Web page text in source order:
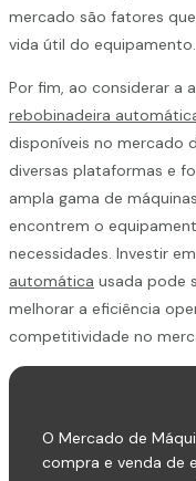
mercado são fatores
vida útil do equipamento.
Por fim, ao considerar a
rebobinadeira
disponíveis no mercado
diversas plataformas e
ampla gama de
encontrem o
necessidades. Investir
automática usada pode
melhorar a eficiência
competitividade no
O Mercado de
compra e venda de